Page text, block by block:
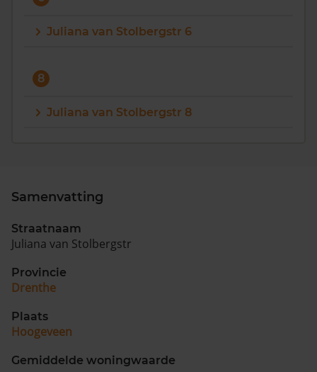
Juliana van Stolbergstr 6
8
Juliana van Stolbergstr 8
Samenvatting
Straatnaam
Juliana van Stolbergstr
Provincie
Drenthe
Plaats
Hoogeveen
Gemiddelde woningwaarde